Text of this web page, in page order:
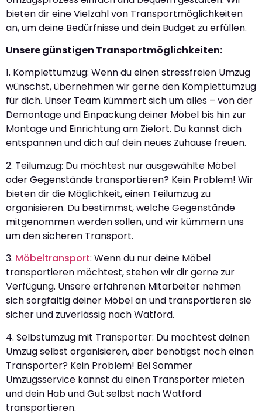
bieten dir eine Vielzahl von Transportmöglichkeiten
an, um deine Bedürfnisse und dein Budget zu erfüllen.
Unsere günstigen Transportmöglichkeiten:
1. Komplettumzug: Wenn du einen stressfreien Umzug
wünschst, übernehmen wir gerne den Komplettumzug
für dich. Unser Team kümmert sich um alles – von der
Demontage und Einpackung deiner Möbel bis hin zur
Montage und Einrichtung am Zielort. Du kannst dich
entspannen und dich auf dein neues Zuhause freuen.
2. Teilumzug: Du möchtest nur ausgewählte Möbel
oder Gegenstände transportieren? Kein Problem! Wir
bieten dir die Möglichkeit, einen Teilumzug zu
organisieren. Du bestimmst, welche Gegenstände
mitgenommen werden sollen, und wir kümmern uns
um den sicheren Transport.
3. Möbeltransport: Wenn du nur deine Möbel
transportieren möchtest, stehen wir dir gerne zur
Verfügung. Unsere erfahrenen Mitarbeiter nehmen
sich sorgfältig deiner Möbel an und transportieren sie
sicher und zuverlässig nach Watford.
4. Selbstumzug mit Transporter: Du möchtest deinen
Umzug selbst organisieren, aber benötigst noch einen
Transporter? Kein Problem! Bei Sommer
Umzugsservice kannst du einen Transporter mieten
und dein Hab und Gut selbst nach Watford
transportieren.